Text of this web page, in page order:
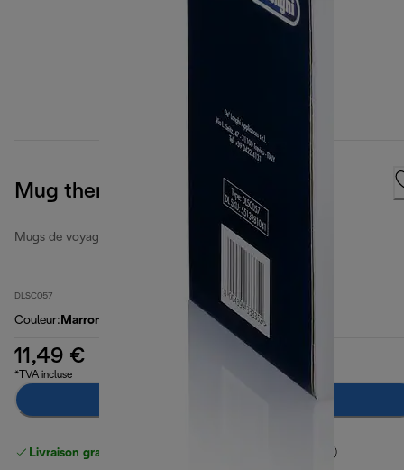
Mug thermal The Globetrotter
Mugs de voyage
DLSC057
Couleur: Marron
11,49 €
*TVA incluse
Livraison gratuite standard